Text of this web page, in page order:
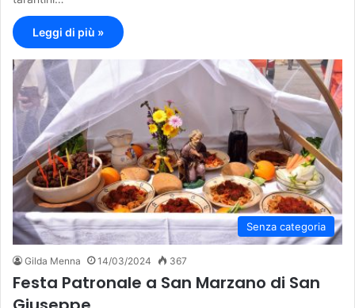
Leggi di più »
Senza categoria
Gilda Menna 14/03/2024 367
Festa Patronale a San Marzano di San